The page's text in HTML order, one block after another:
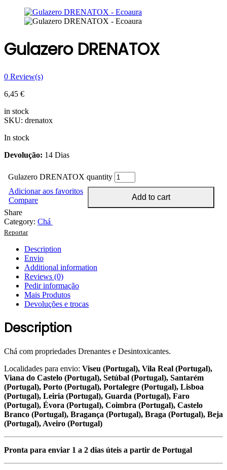
Gulazero DRENATOX
0 Review(s)
6,45 €
in stock
SKU: drenatox
In stock
Devolução: 14 Dias
Gulazero DRENATOX quantity
Add to cart
Adicionar aos favoritos
Compare
Share
Category: Chá
Reportar
Description
Envio
Additional information
Reviews (0)
Pedir informação
Mais Produtos
Devoluções e trocas
Description
Chá com propriedades Drenantes e Desintoxicantes.
Localidades para envio: Viseu (Portugal), Vila Real (Portugal),
Viana do Castelo (Portugal), Setúbal (Portugal), Santarém
(Portugal), Porto (Portugal), Portalegre (Portugal), Lisboa
(Portugal), Leiria (Portugal), Guarda (Portugal), Faro
(Portugal), Évora (Portugal), Coimbra (Portugal), Castelo
Branco (Portugal), Bragança (Portugal), Braga (Portugal), Beja
(Portugal), Aveiro (Portugal)
Pronta para enviar 1 a 2 dias úteis a partir de Portugal